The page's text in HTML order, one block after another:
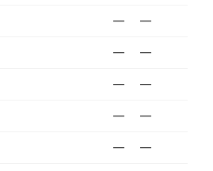
— —
— —
— —
— —
— —